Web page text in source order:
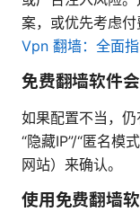
案，或优先考虑付
Vpn 翻墙：全面
免费翻墙软件
如果配置不当，
“隐藏IP”/“匿名模
网站）来确认。
使用免费翻墙